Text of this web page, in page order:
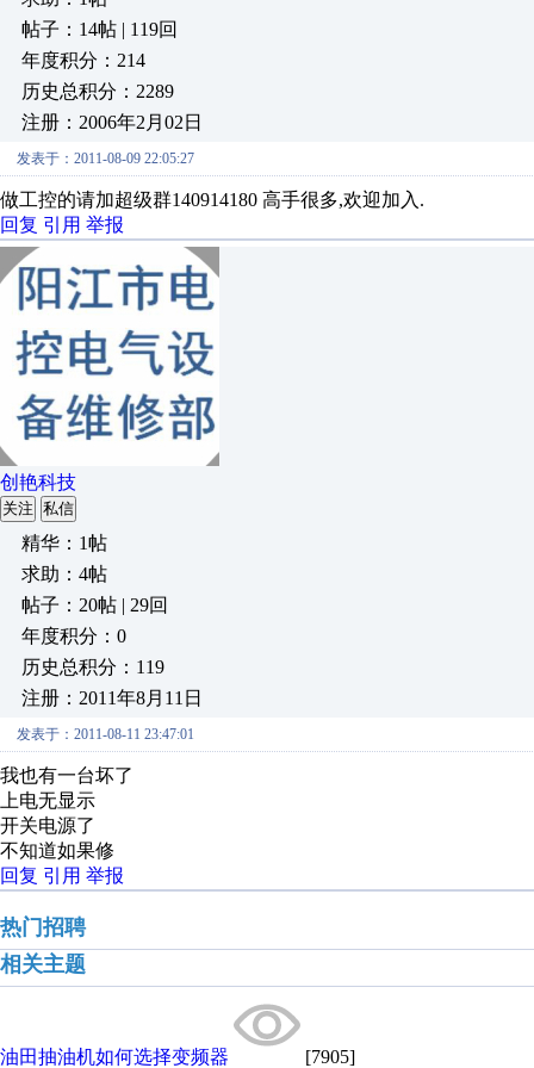
帖子：14帖 | 119回
年度积分：214
历史总积分：2289
注册：2006年2月02日
发表于：2011-08-09 22:05:27
做工控的请加超级群140914180 高手很多,欢迎加入.
回复 引用 举报
创艳科技
关注 私信
精华：1帖
求助：4帖
帖子：20帖 | 29回
年度积分：0
历史总积分：119
注册：2011年8月11日
发表于：2011-08-11 23:47:01
我也有一台坏了
上电无显示
开关电源了
不知道如果修
回复 引用 举报
热门招聘
相关主题
油田抽油机如何选择变频器 [7905]